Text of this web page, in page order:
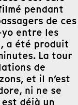
pendant
de ces
entre les
a été produit
La tour
de
et il n’est
ni ne se
déjà un